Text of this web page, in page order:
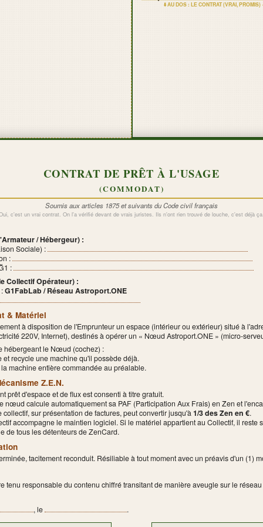
⬇️ AU DOS : LE CONTRAT (VRAI, PROMIS)
CONTRAT DE PRÊT À L'USAGE
(COMMODAT)
Soumis aux articles 1875 et suivants du Code civil français
c'est un vrai contrat. On l'a vérifié devant de vrais juristes. Ils n'ont rien trouvé de louche, c'est déjà
/ Hébergeur) :
Sociale) :
:
:
Collectif Opérateur) :
:G1FabLab / Réseau Astroport.ONE
& Matériel
à disposition de l'Emprunteur un espace (intérieur ou extérieur) situé à
220V, Internet), destinés à opérer un « Nœud Astroport.ONE » (micro-
hébergeant le Nœud (cochez) :
recycle une machine qu'il possède déjà.
machine entière commandée au préalable.
Z.E.N.
prêt d'espace et de flux est consenti à titre gratuit.
nœud calcule automatiquement sa PAF (Participation Aux Frais) en Ẑen et
collectif, sur présentation de factures, peut convertir jusqu'à1/3 des Ẑen en €.
accompagne le maintien logiciel. Si le matériel appartient au Collectif, il reste
de tous les détenteurs de ZenCard.
tacitement reconduit. Résiliable à tout moment avec un préavis d'un (1)
tenu responsable du contenu chiffré transitant de manière aveugle sur le
, le .